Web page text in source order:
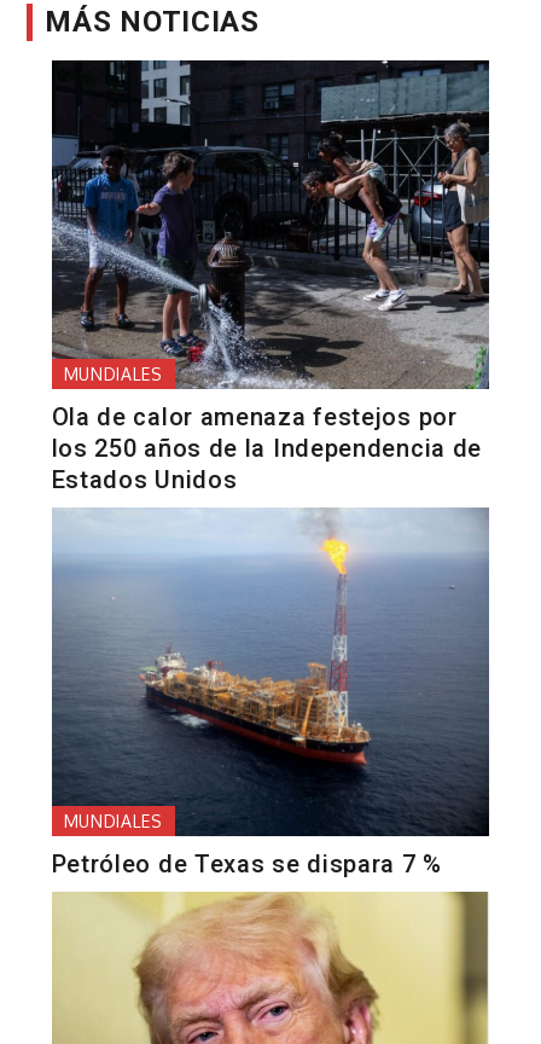
MÁS NOTICIAS
MUNDIALES
Ola de calor amenaza festejos por
los 250 años de la Independencia de
Estados Unidos
MUNDIALES
Petróleo de Texas se dispara 7 %